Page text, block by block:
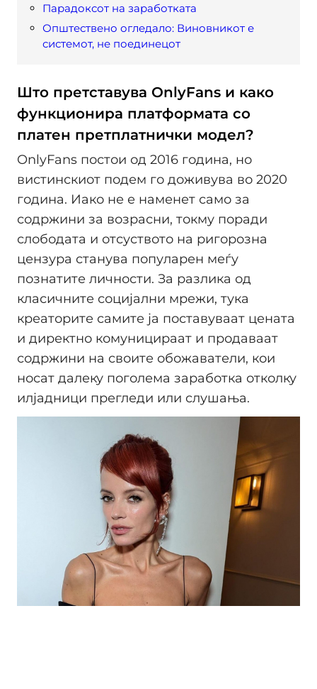
Парадоксот на заработката
Општествено огледало: Виновникот е
системот, не поединецот
Што претставува OnlyFans и како
функционира платформата со
платен претплатнички модел?
OnlyFans постои од 2016 година, но
вистинскиот подем го доживува во 2020
година. Иако не е наменет само за
содржини за возрасни, токму поради
слободата и отсуството на ригорозна
цензура станува популарен меѓу
познатите личности. За разлика од
класичните социјални мрежи, тука
креаторите самите ја поставуваат цената
и директно комуницираат и продаваат
содржини на своите обожаватели, кои
носат далеку поголема заработка отколку
илјадници прегледи или слушања.